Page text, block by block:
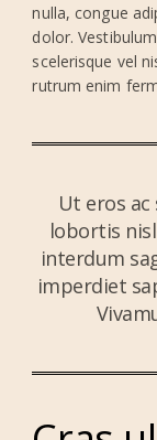
nulla, congue
dolor.
scelerisque vel
rutrum enim
Ut eros
lobortis
interdum
imperdiet